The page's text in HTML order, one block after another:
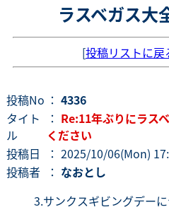
ラスベガス大
[投稿リストに戻
投稿No ： 4336
タイト
ル
： Re:11年ぶりにラス
ください
投稿日
： 2025/10/06(Mon)
投稿者
： なおとし
3.サンクスギビングデー